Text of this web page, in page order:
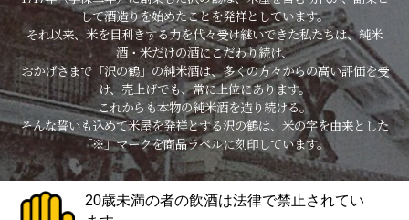
して酒造りを始めたことを発祥としています。
それ以来、米を目利きする力を代々受け継いできた私たちは、純米
酒・米だけの酒にこだわり続け、
おかげさまで「沢の鶴」の純米酒は、多くの方々からの高い評価を受
け、売上げでも、常に上位にあります。
これからも本物の純米酒を造り続ける。
そんな誓いも込めて米屋を発祥とする沢の鶴は、米の字を由来とした
「※」マークを商品ラベルに刻印しています。
20歳未満の者の飲酒は法律で禁止されてい